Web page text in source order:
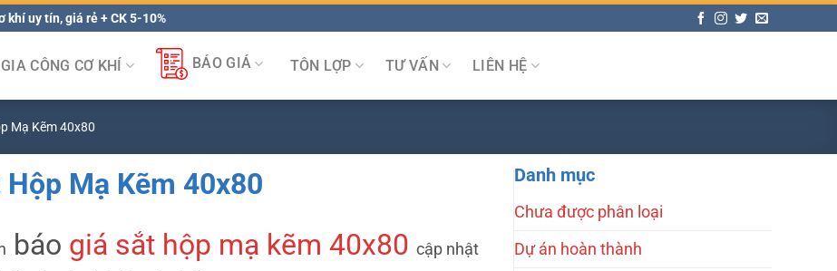
khí uy tín, giá rẻ + CK 5-10%
GIA CÔNG CƠ KHÍ BÁO GIÁ TÔN LỢP TƯ VẤN LIÊN HỆ
Mạ Kẽm 40x80
Hộp Mạ Kẽm 40x80
báo giá sắt hộp mạ kẽm 40x80 cập nhật
Danh mục
Chưa được phân loại
Dự án hoàn thành